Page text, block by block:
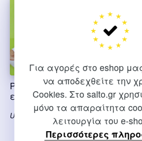
Για αγορές στο eshop
να αποδεχθείτε την
Cookies. Στο salto.gr
μόνο τα απαραίτητα
λειτουργία του e-
Περισσότερες
Pilates Salto –
εξαντλημένο
Uschi Moriabadi